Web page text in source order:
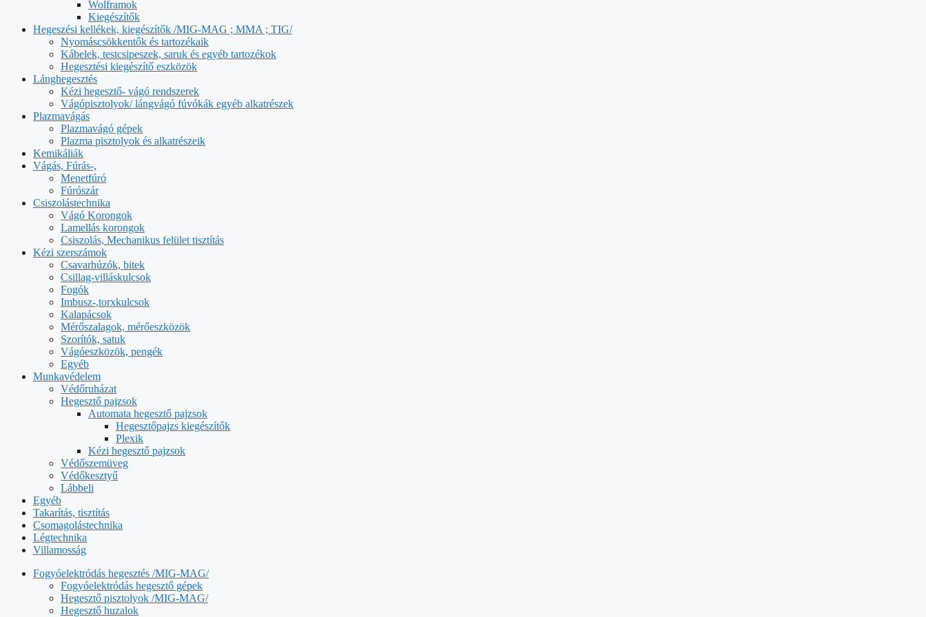
Wolframok
Kiegészítők
Hegeszési kellékek, kiegészítők /MIG-MAG ; MMA ; TIG/
Nyomáscsökkentők és tartozékaik
Kábelek, testcsipeszek, saruk és egyéb tartozékok
Hegesztési kiegészítő eszközök
Lánghegesztés
Kézi hegesztő- vágó rendszerek
Vágópisztolyok/ lángvágó fúvókák egyéb alkatrészek
Plazmavágás
Plazmavágó gépek
Plazma pisztolyok és alkatrészeik
Kemikáliák
Vágás, Fúrás-,
Menetfúró
Fúrószár
Csiszolástechnika
Vágó Korongok
Lamellás korongok
Csiszolás, Mechanikus felület tisztítás
Kézi szerszámok
Csavarhúzók, bitek
Csillag-villáskulcsok
Fogók
Imbusz-,torxkulcsok
Kalapácsok
Mérőszalagok, mérőeszközök
Szorítók, satuk
Vágóeszközök, pengék
Egyéb
Munkavédelem
Védőruházat
Hegesztő pajzsok
Automata hegesztő pajzsok
Hegesztőpajzs kiegészítők
Plexik
Kézi hegesztő pajzsok
Védőszemüveg
Védőkesztyű
Lábbeli
Egyéb
Takarítás, tisztítás
Csomagolástechnika
Légtechnika
Villamosság
Fogyóelektródás hegesztés /MIG-MAG/
Fogyóelektródás hegesztő gépek
Hegesztő pisztolyok /MIG-MAG/
Hegesztő huzalok